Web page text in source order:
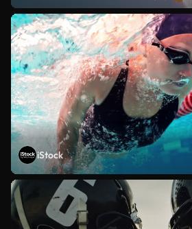
iStock